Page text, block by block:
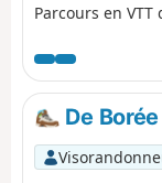
Parcours en
De